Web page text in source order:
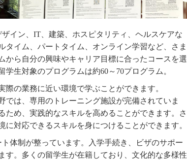
イン、IT、建築、ホスピタリティ、ヘルスケアな
イム、パートタイム、オンライン学習など、さま
から自分の興味やキャリア目標に合ったコースを選
生対象のプログラムは約60～70プログラム。
の業務に近い環境で学ぶことができます。
は、専用のトレーニング施設が完備されていま
め、実践的なスキルを高めることができます。さ
対応できるスキルを身につけることができます。
体制が整っています。入学手続き、ビザのサポー
す。多くの留学生が在籍しており、文化的な多様性